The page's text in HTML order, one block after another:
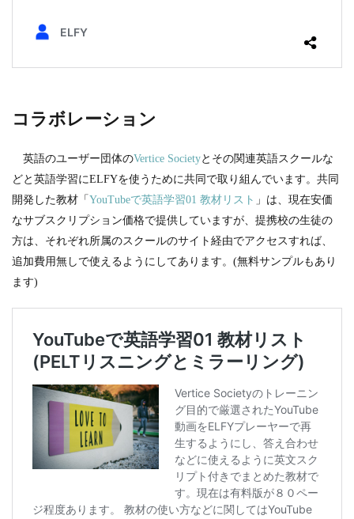
コラボレーション
英語のユーザー団体のVertice Societyとその関連英語スクールな
どと英語学習にELFYを使うために共同で取り組んでいます。共同
開発した教材「 YouTubeで英語学習01 教材リスト 」は、現在安価
なサブスクリプション価格で提供していますが、提携校の生徒の
方は、それぞれ所属のスクールのサイト経由でアクセスすれば、
追加費用無しで使えるようにしてあります。(無料サンプルもあり
ます)